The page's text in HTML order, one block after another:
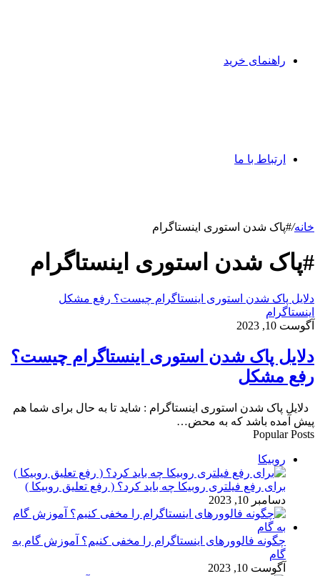
راهنمای خرید
ارتباط با ما
خانه/#پاک شدن استوری اینستاگرام
#پاک شدن استوری اینستاگرام
دلایل پاک شدن استوری اینستاگرام چیست؟ رفع مشکل
اینستاگرام
آگوست 10, 2023
دلایل پاک شدن استوری اینستاگرام چیست؟
رفع مشکل
دلایل پاک شدن استوری اینستاگرام : شاید تا به حال برای شما هم
پیش آمده باشد که به محض…
Popular Posts
روبیکا
برای رفع فیلتری روبیکا چه باید کرد؟ ( رفع تعلیق روبیکا )
دسامبر 10, 2023
چگونه فالوورهای اینستاگرام را مخفی کنیم؟ آموزش گام به
گام
آگوست 10, 2023